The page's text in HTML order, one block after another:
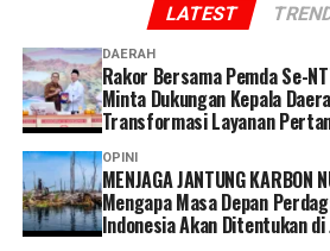
LATEST
DAERAH
Rakor Bersama Pemda Se-
Minta Dukungan Kepala
Transformasi Layanan
OPINI
MENJAGA JANTUNG KARBON
Mengapa Masa Depan
Indonesia Akan Ditentukan di